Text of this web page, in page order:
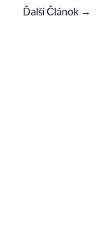
Ďalší Článok →